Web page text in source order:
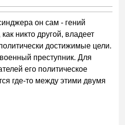
он сам - гений
никто другой, владеет
достижимые цели.
преступник. Для
его политическое
где-то между этими двумя